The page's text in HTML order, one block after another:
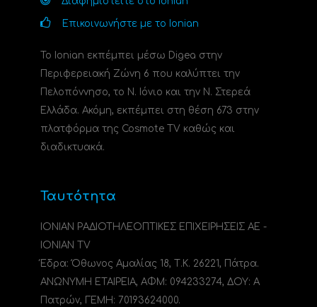
Επικοινωνήστε με το Ionian
Το Ionian εκπέμπει μέσω Digea στην
Περιφερειακή Ζώνη 6 που καλύπτει την
Πελοπόννησο, το N. Ιόνιο και την Ν. Στερεά
Ελλάδα. Ακόμη, εκπέμπει στη θέση 673 στην
πλατφόρμα της Cosmote TV καθώς και
διαδικτυακά.
Ταυτότητα
ΙΟΝΙΑΝ ΡΑΔΙΟΤΗΛΕΟΠΤΙΚΕΣ ΕΠΙΧΕΙΡΗΣΕΙΣ ΑΕ -
IONIAN TV
Έδρα: Όθωνος Αμαλίας 18, Τ.Κ. 26221, Πάτρα.
ΑΝΩΝΥΜΗ ΕΤΑΙΡΕΙΑ, ΑΦΜ: 094233274, ΔΟΥ: A
Πατρών, ΓΕΜΗ: 70193624000.